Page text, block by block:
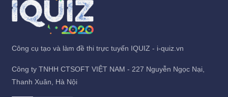
Công cụ tạo và làm đề thi trực tuyến IQUIZ - i-quiz.vn
Công ty TNHH CTSOFT VIỆT NAM - 227 Nguyễn Ngọc Nại,
Thanh Xuân, Hà Nội